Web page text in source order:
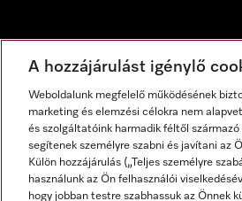
A hozzájárulást igénylő
Weboldalunk megfelelő működésének
marketing és elemzési célokra nem
és szolgáltatóink harmadik féltől
segítenek személyre szabni és javítani az
Külön hozzájárulás („Teljes személyre
használunk az Ön felhasználói
hogy jobban testre szabhassuk az Önnek